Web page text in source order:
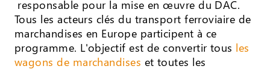
responsable pour la mise en œuvre du DAC.
Tous les acteurs clés du transport ferroviaire de
marchandises en Europe participent à ce
programme. L'objectif est de convertir tous les
wagons de marchandises et toutes les